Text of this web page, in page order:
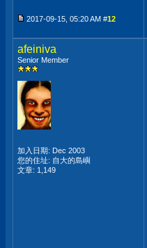
2017-09-15, 05:20 AM #12
afeiniva
Senior Member
加入日期: Dec 2003
您的住址: 自大的島嶼
文章: 1,149